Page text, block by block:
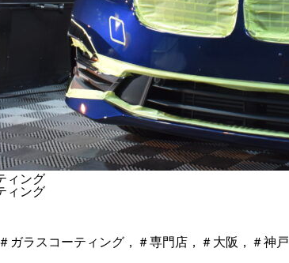
ガラスコーティング，＃専門店，＃大阪，＃神戸